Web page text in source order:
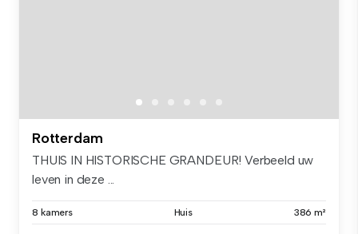
Rotterdam
THUIS IN HISTORISCHE GRANDEUR! Verbeeld uw
leven in deze ...
8 kamers Huis 386 m²